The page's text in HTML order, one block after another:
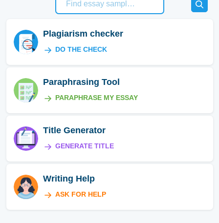
Plagiarism checker
DO THE CHECK
Paraphrasing Tool
PARAPHRASE MY ESSAY
Title Generator
GENERATE TITLE
Writing Help
ASK FOR HELP